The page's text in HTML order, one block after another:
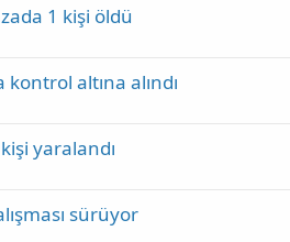
1 kişi öldü
altına alındı
yaralandı
sürüyor